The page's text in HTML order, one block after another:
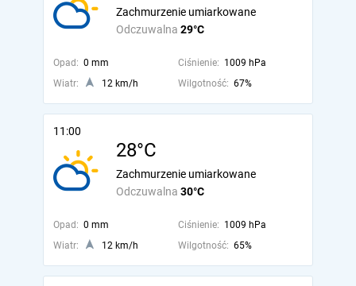
Odczuwalna 29°C
Zachmurzenie umiarkowane
Opad: 0 mm Ciśnienie: 1009 hPa
Wiatr:
12 km/h Wilgotność: 67%
11:00
28°C
Odczuwalna 30°C
Zachmurzenie umiarkowane
Opad: 0 mm Ciśnienie: 1009 hPa
Wiatr:
12 km/h Wilgotność: 65%